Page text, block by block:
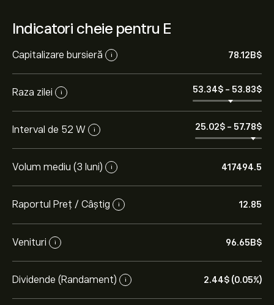
Indicatori cheie pentru E
Capitalizare bursieră i 78.12B‎$‎
Raza zilei i 53.34‎$‎ - 53.83‎$‎
Interval de 52 W i 25.02‎$‎ - 57.78‎$‎
Volum mediu (3 luni) i 417494.5
Raportul Preț / Câștig i 12.85
Venituri i 96.65B‎$‎
Dividende (Randament) i 2.44‎$‎ (0.05%)